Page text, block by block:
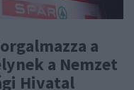
a
a Nemzet
Hivatal